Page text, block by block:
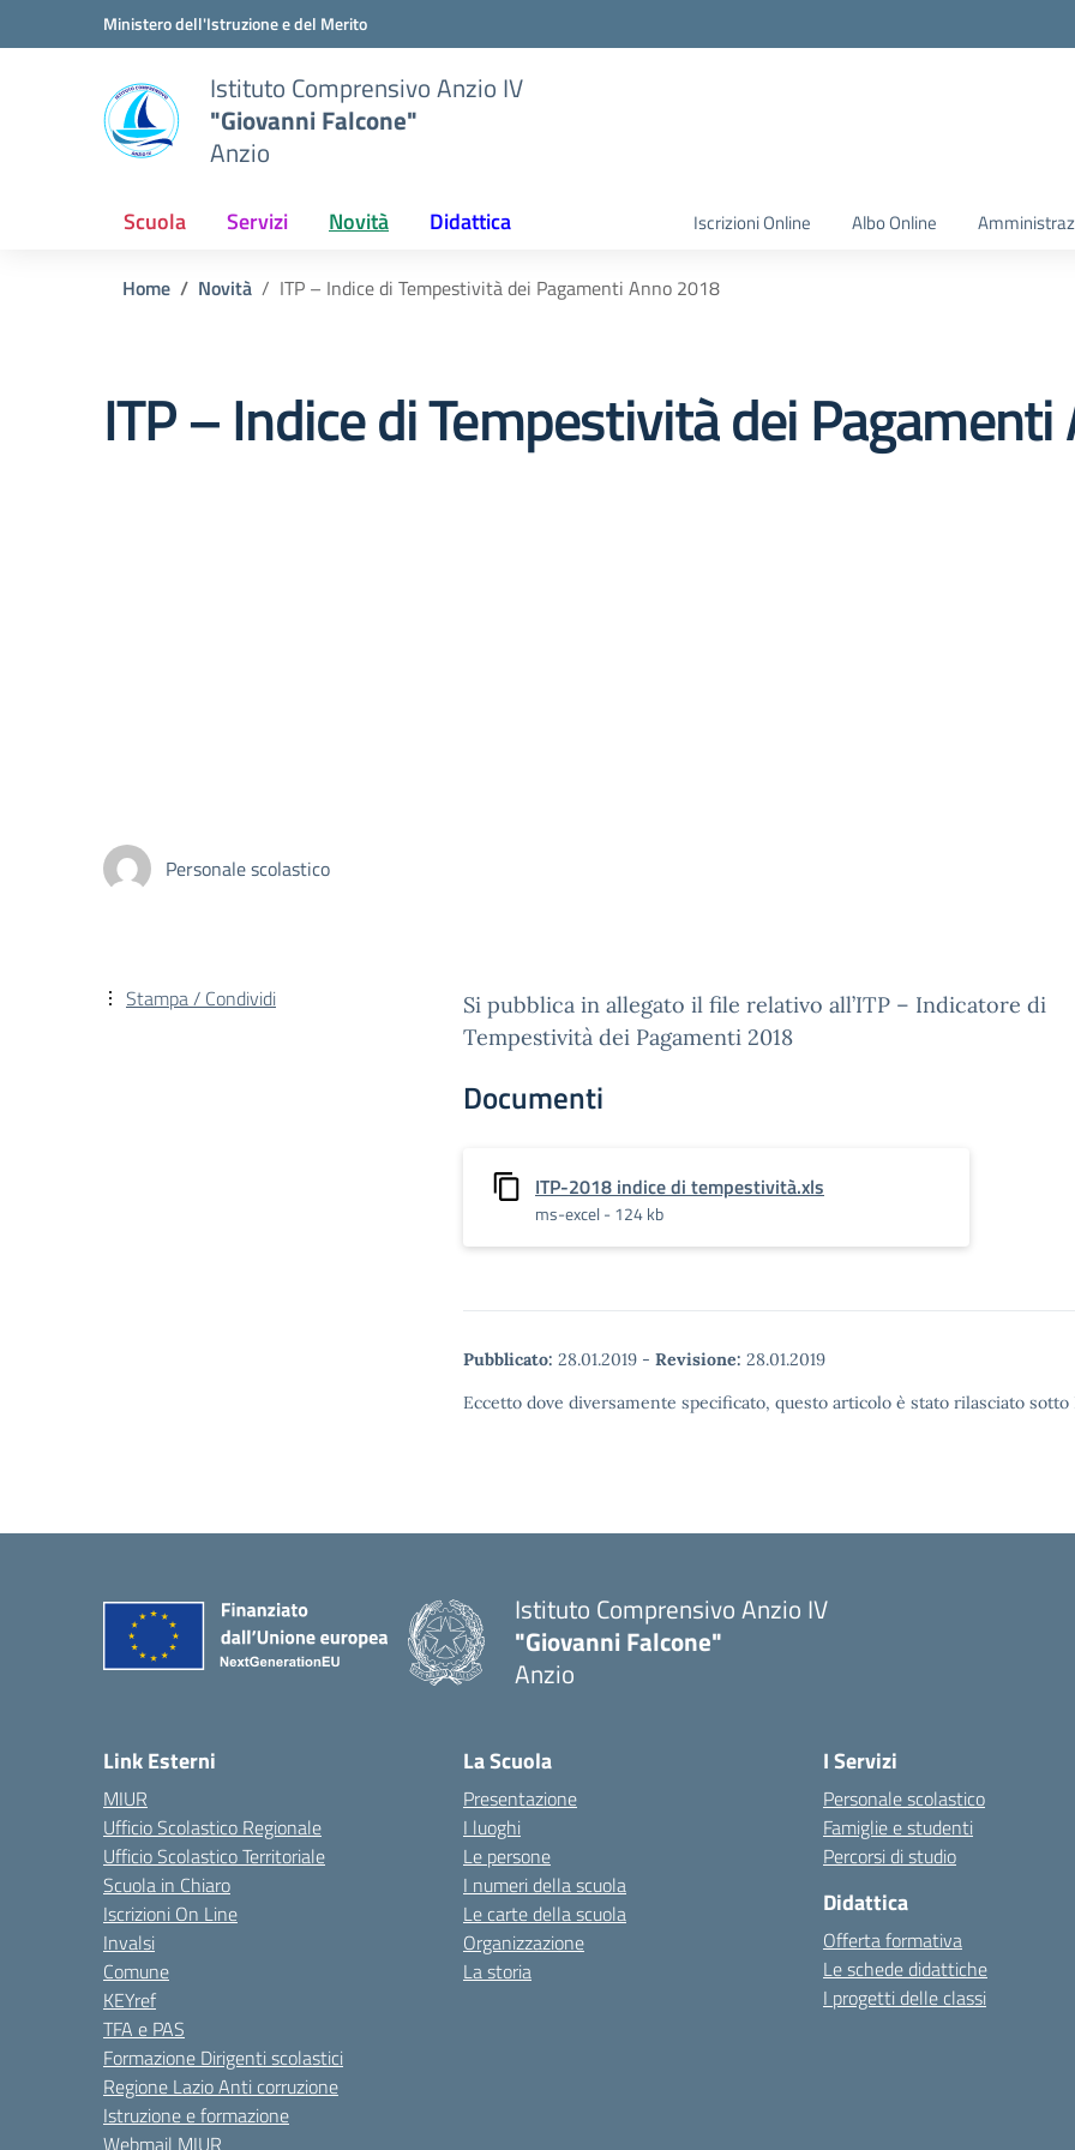
Vai ai contenuti
Vai al menu di navigazioneMinistero dell'Istruzione e del Merito
Istituto Comprensivo Anzio IV
"Giovanni Falcone"
Anzio
Scuola Servizi Novità Didattica Iscrizioni Online Albo Online
Home Novità ITP – Indice di Tempestività dei Pagamenti Anno 2018
ITP – Indice di Tempestività dei
Personale scolastico
Si pubblica in allegato il file relativo all’ITP – Indicatore di
Tempestività dei Pagamenti 2018
Documenti
ITP-2018 indice di tempestività.xls
ms-excel - 124 kb
Pubblicato: 28.01.2019 - Revisione: 28.01.2019
Eccetto dove diversamente specificato, questo articolo è stato rilasciato
Stampa / Condividi
Istituto Comprensivo Anzio IV
"Giovanni Falcone"
Anzio
Link Esterni
MIUR
Ufficio Scolastico Regionale
Ufficio Scolastico Territoriale
Scuola in Chiaro
Iscrizioni On Line
Invalsi
Comune
KEYref
TFA e PAS
Formazione Dirigenti scolastici
Regione Lazio Anti corruzione
Istruzione e formazione
Webmail MIUR
La Scuola
Presentazione
I luoghi
Le persone
I numeri della scuola
Le carte della scuola
Organizzazione
La storia
I Servizi
Personale scolastico
Famiglie e studenti
Percorsi di studio
Didattica
Offerta formativa
Le schede didattiche
I progetti delle classi